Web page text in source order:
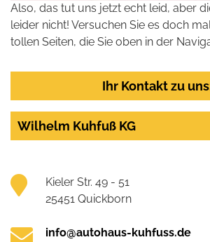
Also, das tut uns jetzt echt leid, aber
leider nicht! Versuchen Sie es doch
tollen Seiten, die Sie oben in der
Ihr Kontakt zu
Wilhelm Kuhfuß KG
Kieler Str. 49 - 51
25451 Quickborn
info@autohaus-kuhfuss.de